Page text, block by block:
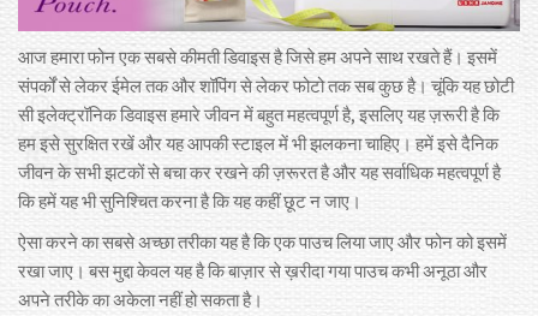
आज हमारा फोन एक सबसे कीमती डिवाइस है जिसे हम अपने साथ रखते हैं। इसमें
संपर्कों से लेकर ईमेल तक और शॉपिंग से लेकर फोटो तक सब कुछ है। चूंकि यह छोटी
सी इलेक्‍ट्रॉनिक डिवाइस हमारे जीवन में बहुत महत्‍वपूर्ण है, इसलिए यह ज़रूरी है कि
हम इसे सुरक्षित रखें और यह आपकी स्‍टाइल में भी झलकना चाहिए। हमें इसे दैनिक
जीवन के सभी झटकों से बचा कर रखने की ज़रूरत है और यह सर्वाधिक महत्‍वपूर्ण है
कि हमें यह भी सुनिश्चित करना है कि यह कहीं छूट न जाए।
ऐसा करने का सबसे अच्छा तरीका यह है कि एक पाउच लिया जाए और फोन को इसमें
रखा जाए। बस मुद्दा केवल यह है कि बाज़ार से ख़रीदा गया पाउच कभी अनूठा और
अपने तरीके का अकेला नहीं हो सकता है।